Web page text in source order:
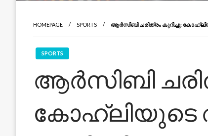
HOMEPAGE SPORTS ആർ‌സി‌ബി ചരിത്രം കുറിച്ചു:
SPORTS
ആർ‌സി‌ബി